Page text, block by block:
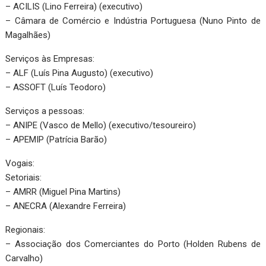
– ACILIS (Lino Ferreira) (executivo)
– Câmara de Comércio e Indústria Portuguesa (Nuno Pinto de
Magalhães)
Serviços às Empresas:
– ALF (Luís Pina Augusto) (executivo)
– ASSOFT (Luís Teodoro)
Serviços a pessoas:
– ANIPE (Vasco de Mello) (executivo/tesoureiro)
– APEMIP (Patrícia Barão)
Vogais:
Setoriais:
– AMRR (Miguel Pina Martins)
– ANECRA (Alexandre Ferreira)
Regionais:
– Associação dos Comerciantes do Porto (Holden Rubens de
Carvalho)